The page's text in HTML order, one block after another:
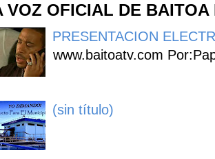
VOZ OFICIAL DE BAITOA
PRESENTACION
www.baitoatv.com
(sin título)